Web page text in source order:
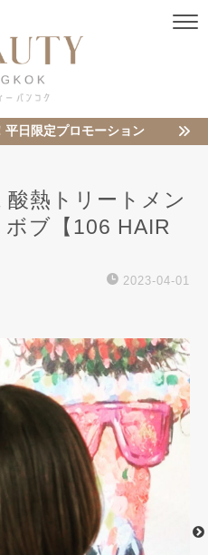
日限定プロモーション
熱トリートメン
ボブ【106 HAIR
2023-04-01